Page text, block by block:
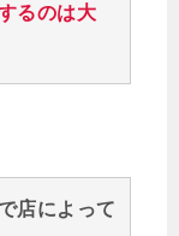
るのは大
店によって